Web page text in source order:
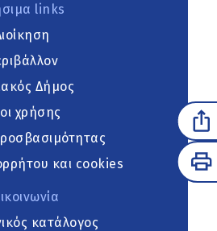
links
Δήμος
χρήσης
και cookies
κατάλογος